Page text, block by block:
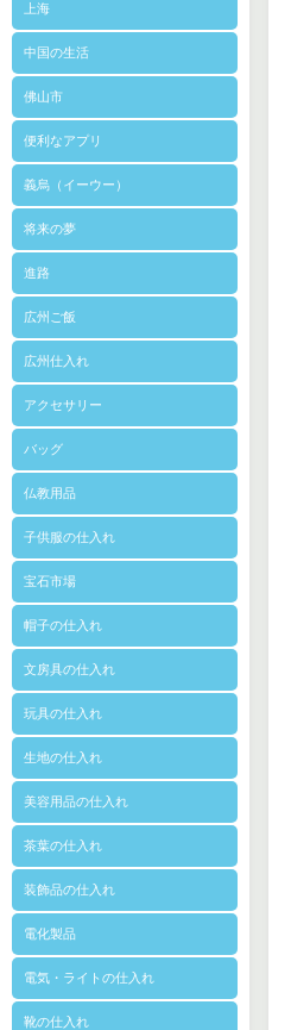
上海
中国の生活
佛山市
便利なアプリ
義烏（イーウー）
将来の夢
進路
広州ご飯
広州仕入れ
アクセサリー
バッグ
仏教用品
子供服の仕入れ
宝石市場
帽子の仕入れ
文房具の仕入れ
玩具の仕入れ
生地の仕入れ
美容用品の仕入れ
茶葉の仕入れ
装飾品の仕入れ
電化製品
電気・ライトの仕入れ
靴の仕入れ